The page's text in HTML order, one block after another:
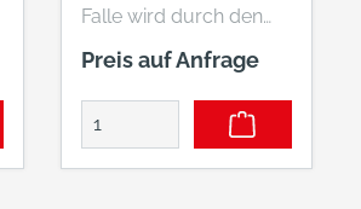
Falle wird durch den
Türgriff betätigt. Will
man die Tür
abschließen, kann dies
durch Betätigung des
Preis auf Anfrage